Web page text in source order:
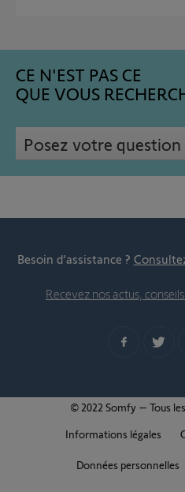
CE N'EST PAS CE
QUE VOUS
Posez votre question
Besoin d’assistance ?
Recevez nos actus,
© 2022 Somfy – Tous
Informations légales
Données personnelles